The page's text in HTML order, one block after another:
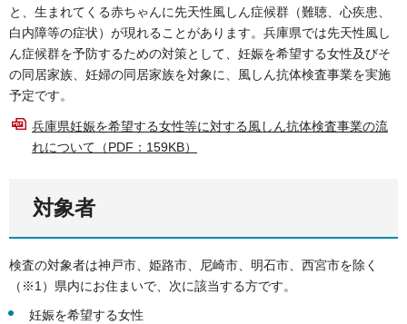
と、生まれてくる赤ちゃんに先天性風しん症候群（難聴、心疾患、
白内障等の症状）が現れることがあります。兵庫県では先天性風し
ん症候群を予防するための対策として、妊娠を希望する女性及びそ
の同居家族、妊婦の同居家族を対象に、風しん抗体検査事業を実施
予定です。
兵庫県妊娠を希望する女性等に対する風しん抗体検査事業の流
れについて（PDF：159KB）
対象者
検査の対象者は神戸市、姫路市、尼崎市、明石市、西宮市を除く
（※1）県内にお住まいで、次に該当する方です。
妊娠を希望する女性